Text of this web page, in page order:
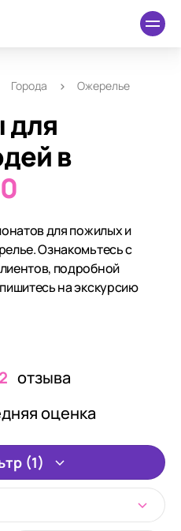
Города Ожерелье
для
в
для пожилых и
Ознакомьтесь с
подробной
на экскурсию
отзыва
оценка
(1)